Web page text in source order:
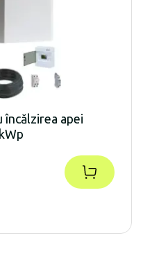
apei